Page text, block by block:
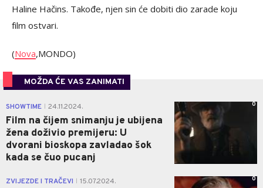
Haline Hačins. Takođe, njen sin će dobiti dio zarade koju
film ostvari.
(Nova,MONDO)
MOŽDA ĆE VAS ZANIMATI
SHOWTIME 24.11.2024.
Film na čijem snimanju je ubijena
žena doživio premijeru: U
dvorani bioskopa zavladao šok
kada se čuo pucanj
0
ZVIJEZDE I TRAČEVI 15.07.2024. 0